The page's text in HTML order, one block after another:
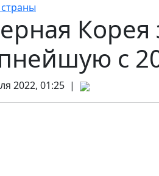
Корея
с
2022, 01:25 |